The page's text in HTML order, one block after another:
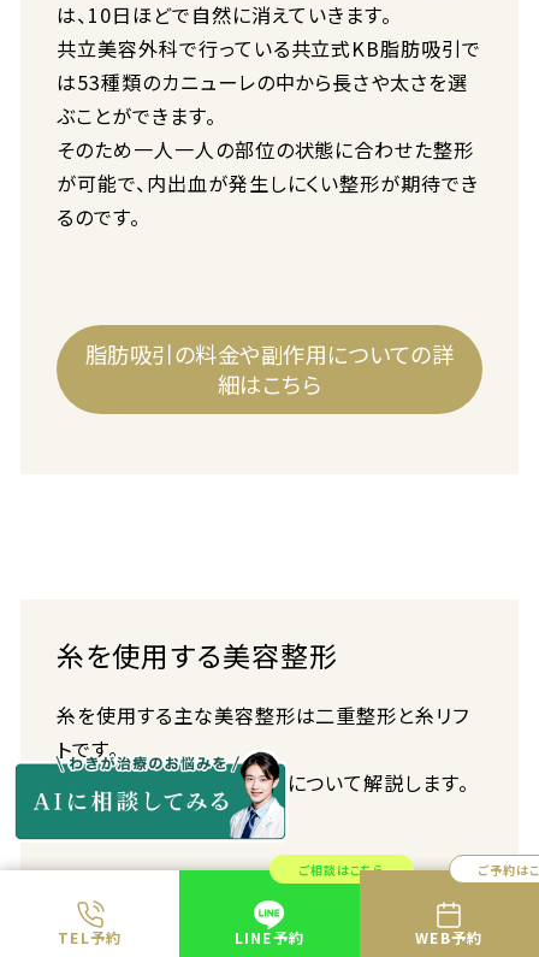
TEL予約
ご相談はこちら
LINE予約
ご予約は
WEB予約
は、10日ほどで自然に消えていきます。
共立美容外科で行っている共立式KB脂肪吸引で
は53種類のカニューレの中から長さや太さを選
ぶことができます。
そのため一人一人の部位の状態に合わせた整形
が可能で、内出血が発生しにくい整形が期待でき
るのです。
脂肪吸引の料金や副作用についての詳
細はこちら
糸を使用する美容整形
糸を使用する主な美容整形は二重整形と糸リフ
トです。
それぞれの内出血のリスクについて解説します。